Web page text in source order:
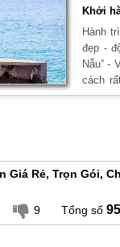
của
Khởi
Hành
đẹp - độc
Nẫu” -
cách
tặng
Giá Rẻ, Trọn Gói,
9 95